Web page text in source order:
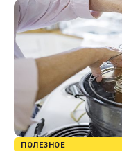
ПОЛЕЗНОЕ